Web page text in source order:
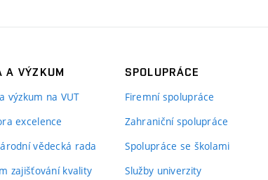
A VÝZKUM
výzkum na VUT
excelence
vědecká rada
zajišťování kvality
SPOLUPRÁCE
Firemní spolupráce
Zahraniční spolupráce
Spolupráce se školami
Služby univerzity